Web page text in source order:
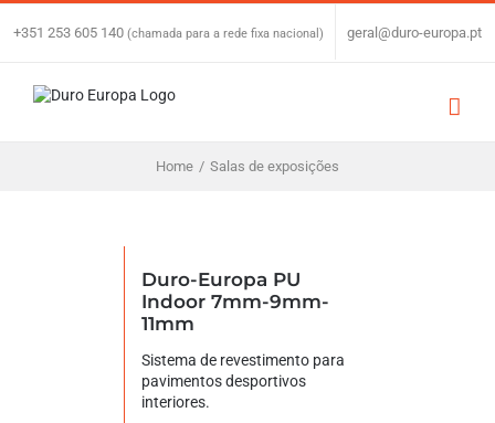
Skip
+351 253 605 140 (chamada para a rede fixa nacional) geral@duro-europa.pt
Home / Salas de exposições
Duro-Europa PU
Indoor 7mm-9mm-
11mm
Sistema de revestimento para
pavimentos desportivos
interiores.